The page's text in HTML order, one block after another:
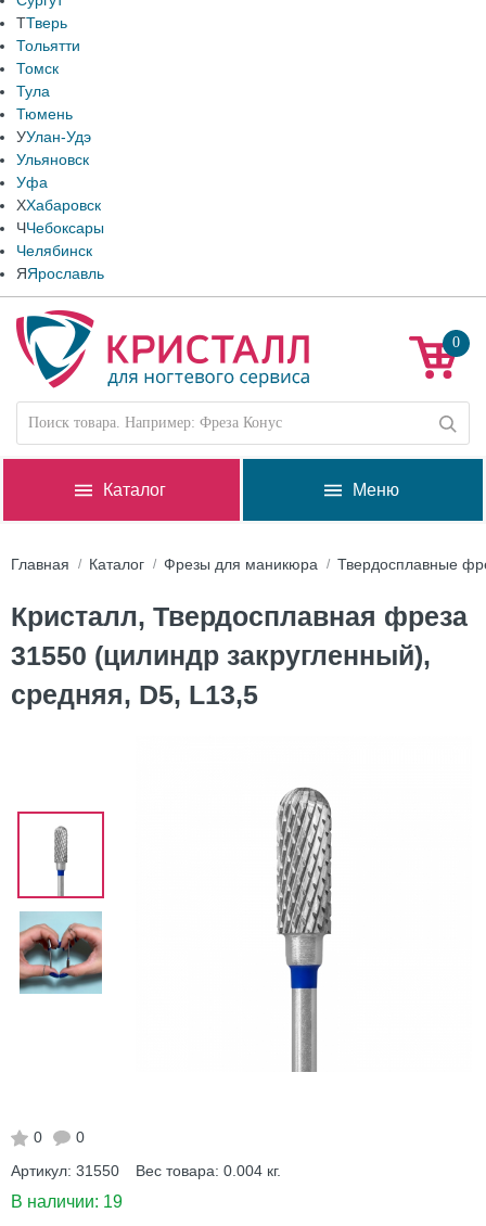
ТТверь
Тольятти
Томск
Тула
Тюмень
УУлан-Удэ
Ульяновск
Уфа
ХХабаровск
ЧЧебоксары
Челябинск
ЯЯрославль
0
Каталог Меню
Главная Каталог Фрезы для маникюра Твердосплавные
Кристалл, Твердосплавная фреза
31550 (цилиндр закругленный),
средняя, D5, L13,5
0
0
Артикул: 31550 Вес товара: 0.004 кг.
В наличии: 19